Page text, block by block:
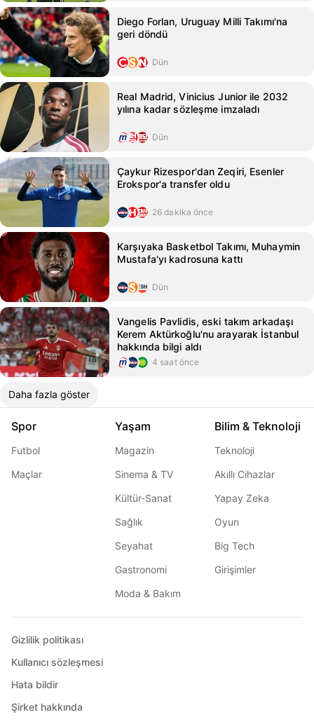
Diego Forlan, Uruguay Milli Takımı'na
geri döndü
Dün
Real Madrid, Vinicius Junior ile 2032
yılına kadar sözleşme imzaladı
Dün
Çaykur Rizespor'dan Zeqiri, Esenler
Erokspor'a transfer oldu
26 dakika önce
Karşıyaka Basketbol Takımı, Muhaymin
Mustafa'yı kadrosuna kattı
Dün
Vangelis Pavlidis, eski takım arkadaşı
Kerem Aktürkoğlu'nu arayarak İstanbul
hakkında bilgi aldı
4 saat önce
Daha fazla göster
Spor
Futbol
Maçlar
Yaşam
Magazin
Sinema & TV
Kültür-Sanat
Sağlık
Seyahat
Gastronomi
Moda & Bakım
Bilim & Teknoloji
Teknoloji
Akıllı Cihazlar
Yapay Zeka
Oyun
Big Tech
Girişimler
Gizlilik politikası
Kullanıcı sözleşmesi
Hata bildir
Şirket hakkında